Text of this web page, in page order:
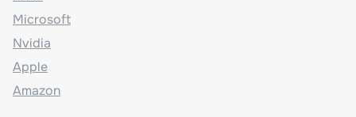
Microsoft
Nvidia
Apple
Amazon